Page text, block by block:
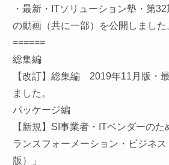
・最新・ITソリューション塾・第
の動画（共に一部）を公開しました
======
総集編
【改訂】総集編 2019年11月版・
ました。
パッケージ編
【新規】SI事業者・ITベンダーのた
ランスフォーメーション・ビジネ
版）」